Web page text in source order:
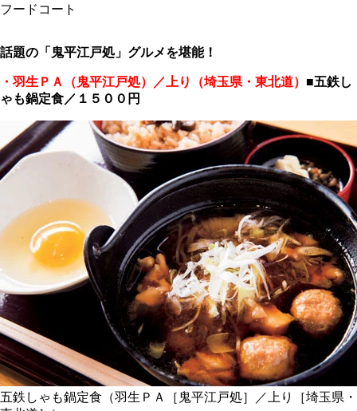
フードコート
話題の「鬼平江戸処」グルメを堪能！
・羽生ＰＡ（鬼平江戸処）／上り（埼玉県・東北道） ■五鉄し
ゃも鍋定食／１５００円
五鉄しゃも鍋定食（羽生ＰＡ［鬼平江戸処］／上り［埼玉県・